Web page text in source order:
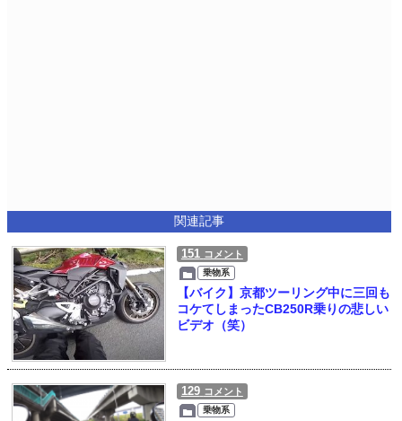
関連記事
151 コメント
乗物系
【バイク】京都ツーリング中に三回も
コケてしまったCB250R乗りの悲しい
ビデオ（笑）
129 コメント
乗物系